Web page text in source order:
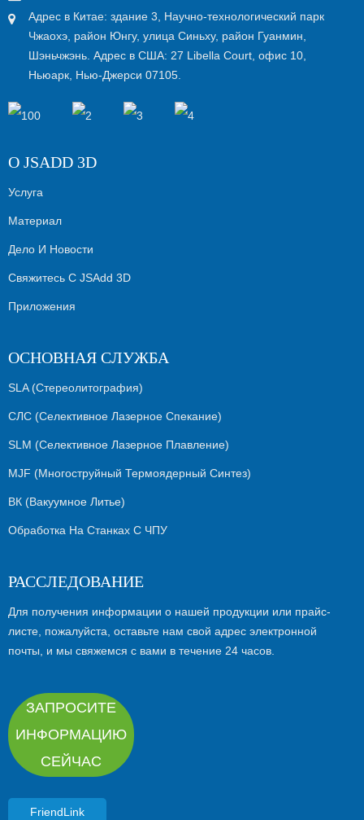
Адрес в Китае: здание 3, Научно-технологический парк
Чжаохэ, район Юнгу, улица Синьху, район Гуанмин,
Шэньчжэнь. Адрес в США: 27 Libella Court, офис 10,
Ньюарк, Нью-Джерси 07105.
О JSADD 3D
Услуга
Материал
Дело И Новости
Свяжитесь С JSAdd 3D
Приложения
ОСНОВНАЯ СЛУЖБА
SLA (стереолитография)
СЛС (селективное Лазерное Спекание)
SLM (селективное Лазерное Плавление)
MJF (многоструйный Термоядерный Синтез)
ВК (вакуумное Литье)
Обработка На Станках С ЧПУ
РАССЛЕДОВАНИЕ
Для получения информации о нашей продукции или прайс-
листе, пожалуйста, оставьте нам свой адрес электронной
почты, и мы свяжемся с вами в течение 24 часов.
ЗАПРОСИТЕ
ИНФОРМАЦИЮ
СЕЙЧАС
FriendLink